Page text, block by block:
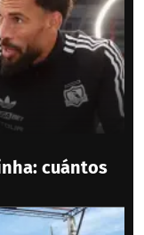
cuántos